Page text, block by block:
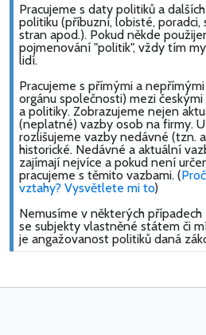
Pracujeme s daty politiků a
politiku (příbuzní, lobisté, poradci,
stran apod.). Pokud někde
pojmenování "politik", vždy tím
lidí.
Pracujeme s přímými a
orgánu společnosti) mezi
a politiky. Zobrazujeme nejen
(neplatné) vazby osob na firmy.
rozlišujeme vazby nedávné (tzn.
historické. Nedávné a aktuální
zajímají nejvíce a pokud není
pracujeme s těmito vazbami. (
vztahy? Vysvětlete mi to)
Nemusíme v některých
se subjekty vlastněné státem či
je angažovanost politiků daná